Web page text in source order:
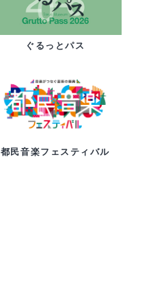
ぐるっとパス
都民音楽フェスティバル